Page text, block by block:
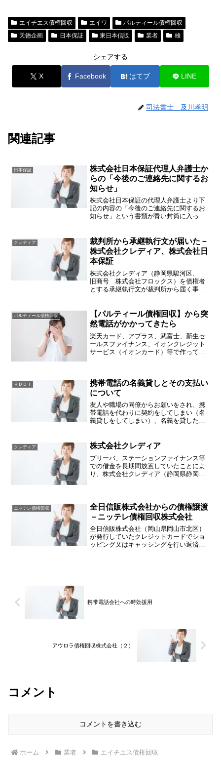
エイチエス債権回収 エイワ
パルティール債権回収
天徳企画
日本保証 東日本信販 業者 雄
シェアする
X Facebook はてブ LINE
司法書士 及川孝明
関連記事
日本保証
株式会社日本保証代理人弁護士か
らの「今後のご連絡先に関するお
知らせ」
株式会社日本保証の代理人弁護士より下
記の内容の「今後のご連絡先に関するお
知らせ」という書類が青い封筒に入って
証の代理人として弁護士法人引田法律事
務所（旧ＭＯＳ合同法律事...
クレディア
裁判所から承継執行文が届いた－
株式会社クレディア、株式会社日
本保証
株式会社クレディア（静岡県駿河区、
旧商号 株式会社フロックス）を債権者
とする承継執行文が裁判所から届く事案
ファイナンス、イッコー、プリーバ、ト
ライト、ヴィンテージ、フ...
パルティール債権回収
【パルティール債権回収】から突
然電話がかかってきたら
楽天カード、アプラス、武富士、新生セ
ールスファイナンス、イオンクレジット
サービス（イオンカード）等で作ってし
ことがあります。052か...
ＫＤＤＩ
携帯電話の名義貸しとその支払い
について
友人や職場の同僚からお願いをされ、携
帯電話を代わりに契約をしてしまい（名
義貸しをしてしまい）、名義を貸した本
U-mobile等）や代理人の弁護士事務所か
ら多額の請求が...
クレディア 株式会社クレディア
プリーバ、ステーションファイナンス等
での借金を長期間放置していたことによ
り、株式会社クレディア（静岡県静岡市
が、本年１０月１日に日本保証...
ニッテレ債権回収
全日信販株式会社からの債権譲渡
－ニッテレ債権回収株式会社
全日信販株式会社（岡山県岡山市北区）
が発行していたクレジットカードでショ
ッピング又はキャッシングを行い返済が
携帯電話会社への時効援用
アウロラ債権回収株式会社（２）
コメント
コメントを書き込む
ホーム 業者 エイチエス債権回収